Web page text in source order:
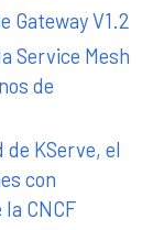
Gateway V1.2
Service Mesh
de
KServe, el
con
CNCF